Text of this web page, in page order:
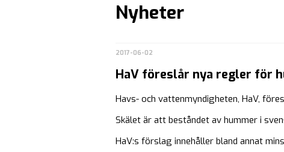
Nyheter
2017-06-02
HaV föreslår nya regler för
Havs- och vattenmyndigheten, HaV,
Skälet är att beståndet av hummer i
HaV:s förslag innehåller bland annat